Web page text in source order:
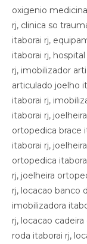
oxigenio
rj, clinica so
itaborai rj,
itaborai rj,
rj, imobilizador
articulado joelho
itaborai rj,
itaborai rj,
ortopedica brace
itaborai rj,
ortopedica
rj, joelheira
rj, locacao banco
imobilizadora
rj, locacao
roda itaborai rj,